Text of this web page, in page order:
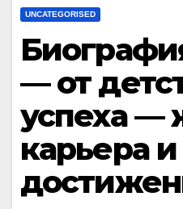
UNCATEGORISED
— от
успеха —
карьера и